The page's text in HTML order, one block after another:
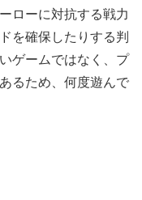
ローに対抗する戦力
を確保したりする判
ゲームではなく、プ
るため、何度遊んで